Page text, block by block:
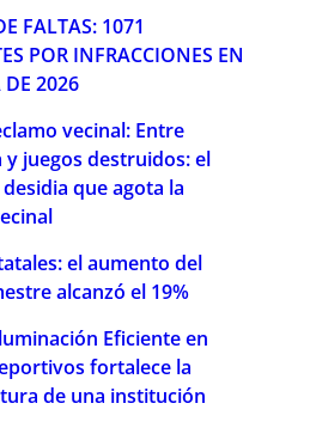
FALTAS: 1071
POR INFRACCIONES EN
DE 2026
vecinal: Entre
y juegos destruidos: el
que agota la
el aumento del
alcanzó el 19%
Eficiente en
fortalece la
de una institución